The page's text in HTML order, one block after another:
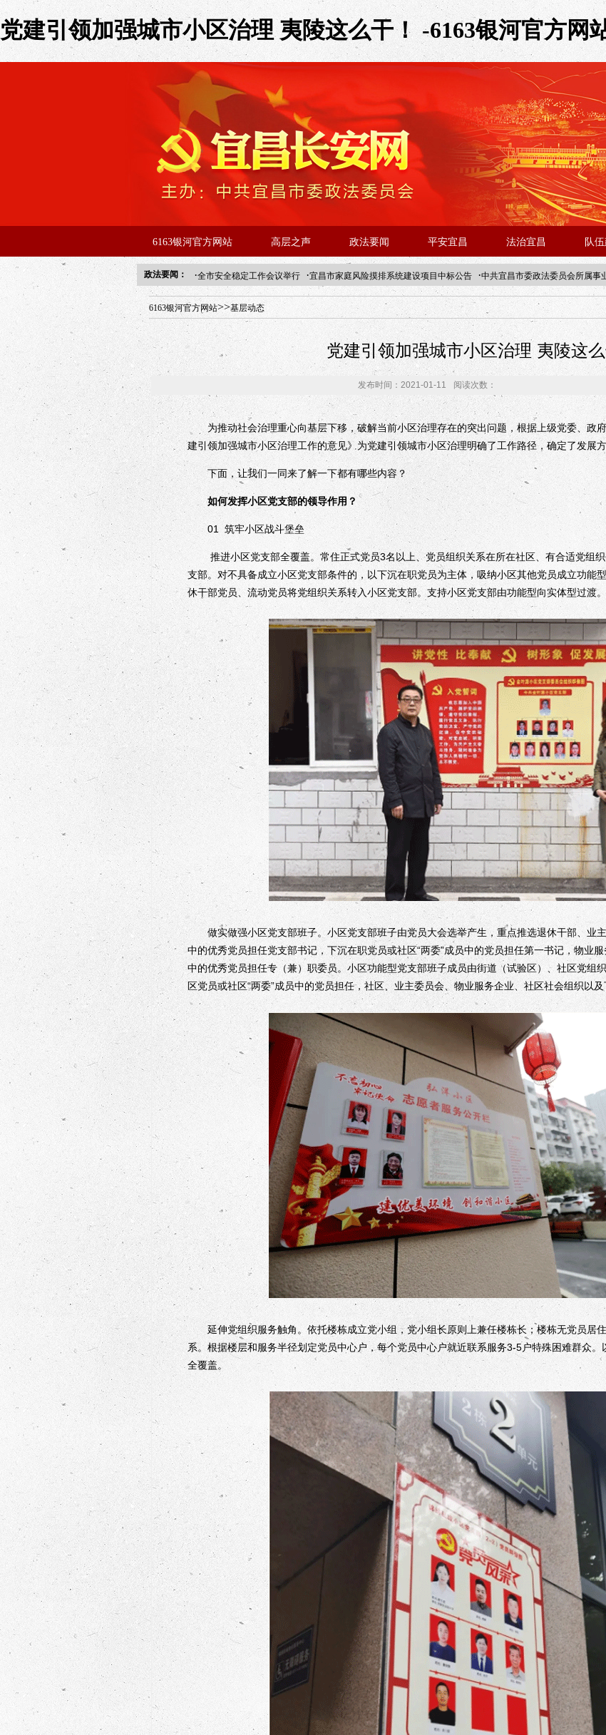
党建引领加强城市小区治理 夷陵这么干！ -6163银河官方网
6163银河官方网站 高层之声 政法要闻 平安宜昌 法治宜昌 队
政法要闻： ·全市安全稳定工作会议举行 ·宜昌市家庭风险摸排系统建设项目中标公告 ·中共宜昌市委政法委员会所属事
年“招才兴业”事业单位人才引进·北京站人民大学入校工作提醒
6163银河官方网站>>基层动态
党建引领加强城市小区治理 夷陵这么
发布时间：2021-01-11 阅读次数：
为推动社会治理重心向基层下移，破解当前小区治理存在的突出问题，根据上级党委、政
建引领加强城市小区治理工作的意见》为党建引领城市小区治理明确了工作路径，确定了发展
下面，让我们一同来了解一下都有哪些内容？
如何发挥小区党支部的领导作用？
01 筑牢小区战斗堡垒
推进小区党支部全覆盖。常住正式党员3名以上、党员组织关系在所在社区、有合适党组
支部。对不具备成立小区党支部条件的，以下沉在职党员为主体，吸纳小区其他党员成立功能
休干部党员、流动党员将党组织关系转入小区党支部。支持小区党支部由功能型向实体型过渡。
做实做强小区党支部班子。小区党支部班子由党员大会选举产生，重点推选退休干部、业
中的优秀党员担任党支部书记，下沉在职党员或社区“两委”成员中的党员担任第一书记，物业
中的优秀党员担任专（兼）职委员。小区功能型党支部班子成员由街道（试验区）、社区党组
区党员或社区“两委”成员中的党员担任，社区、业主委员会、物业服务企业、社区社会组织以
延伸党组织服务触角。依托楼栋成立党小组，党小组长原则上兼任楼栋长；楼栋无党员居
系。根据楼层和服务半径划定党员中心户，每个党员中心户就近联系服务3-5户特殊困难群众
全覆盖。